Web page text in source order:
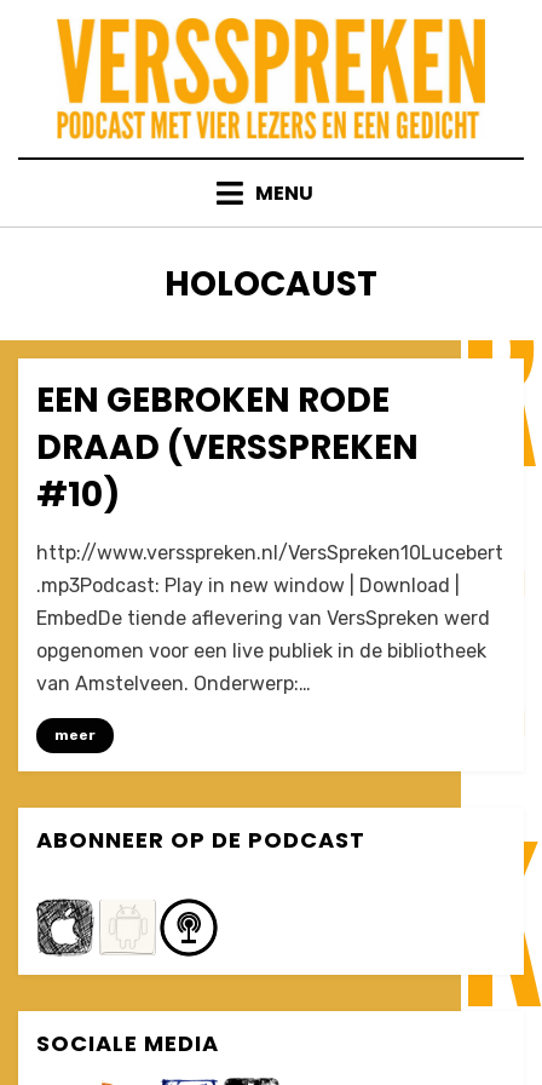
content
MENU
TAG
:
HOLOCAUST
Posted
on
January 31, 2012
Afleveringen
EEN GEBROKEN RODE
DRAAD (VERSSPREKEN
#10)
by Joost
Leave a comment
gebroken
rode
draad
(VersSpreken
http://www.versspreken.nl/VersSpreken10Lucebert
.mp3Podcast: Play in new window | Download |
EmbedDe tiende aflevering van VersSpreken werd
opgenomen voor een live publiek in de bibliotheek
van Amstelveen. Onderwerp:…
meer
ABONNEER OP DE PODCAST
SOCIALE MEDIA